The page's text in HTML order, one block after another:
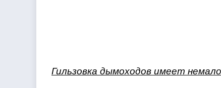
Гильзовка дымоходов имеет